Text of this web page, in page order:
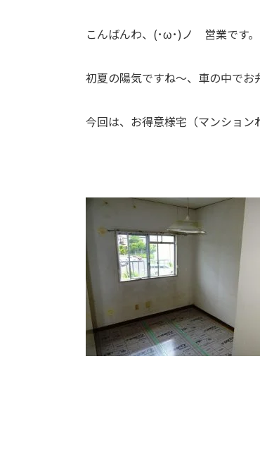
こんばんわ、(･ω･)ノ 営業です。
初夏の陽気ですね～、車の中でお
今回は、お得意様宅（マンション